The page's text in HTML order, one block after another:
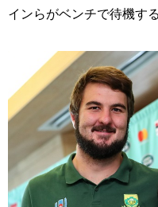
インらがベンチで待機する